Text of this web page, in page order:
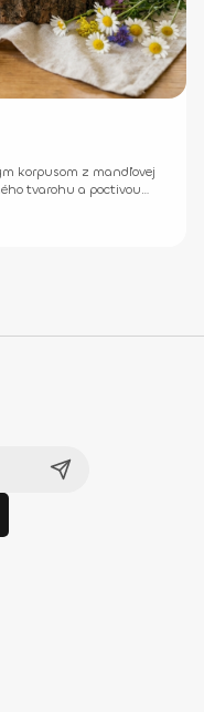
korpusom z mandľovej
tvarohu a poctivou